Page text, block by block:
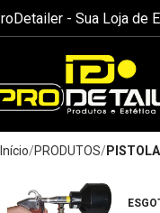
- Sua Loja de
Início PRODUTOS